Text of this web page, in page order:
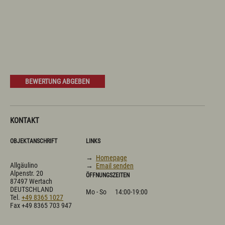
BEWERTUNG ABGEBEN
KONTAKT
OBJEKTANSCHRIFT
Allgäulino
Alpenstr. 20
87497 Wertach
DEUTSCHLAND
Tel. +49 8365 1027
Fax +49 8365 703 947
LINKS
→ Homepage
→ Email senden
ÖFFNUNGSZEITEN
Mo - So 14:00-19:00